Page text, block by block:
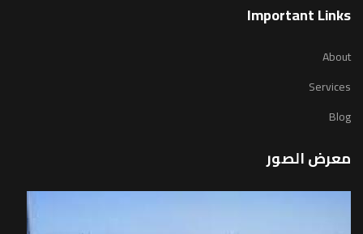
Important Links
About
Services
Blog
معرض الصور